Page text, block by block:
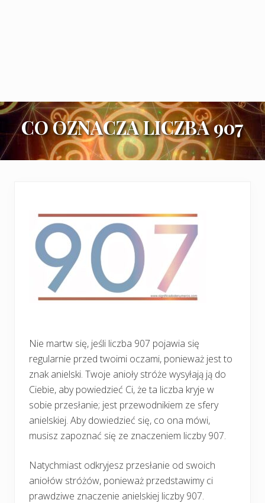
CO OZNACZA LICZBA 907
Nie martw się, jeśli liczba 907 pojawia się
regularnie przed twoimi oczami, ponieważ jest to
znak anielski. Twoje anioły stróże wysyłają ją do
Ciebie, aby powiedzieć Ci, że ta liczba kryje w
sobie przesłanie; jest przewodnikiem ze sfery
anielskiej. Aby dowiedzieć się, co ona mówi,
musisz zapoznać się ze znaczeniem liczby 907.
Natychmiast odkryjesz przesłanie od swoich
aniołów stróżów, ponieważ przedstawimy ci
prawdziwe znaczenie anielskiej liczby 907.